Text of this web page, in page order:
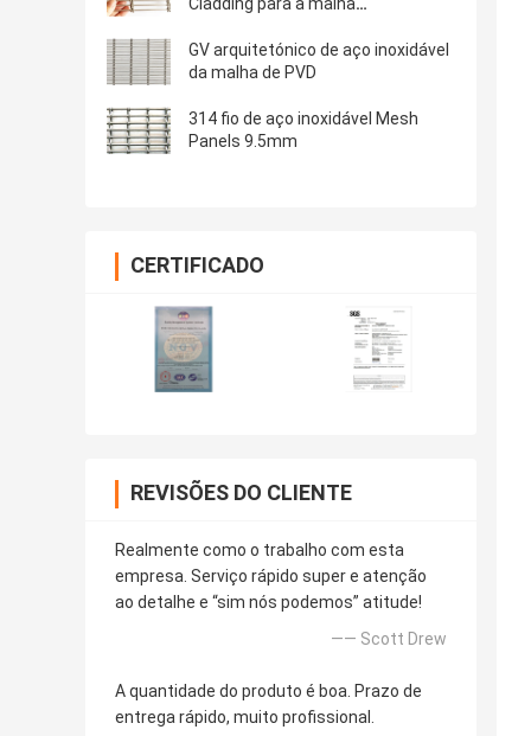
Cladding para a malha
GV arquitetónico de aço inoxidável
da malha de PVD
314 fio de aço inoxidável Mesh
Panels 9.5mm
CERTIFICADO
REVISÕES DO CLIENTE
Realmente como o trabalho com esta
empresa. Serviço rápido super e atenção
ao detalhe e “sim nós podemos” atitude!
—— Scott Drew
A quantidade do produto é boa. Prazo de
entrega rápido, muito profissional.